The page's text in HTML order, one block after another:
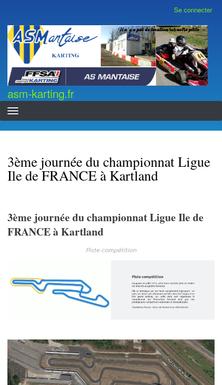
contenu
principal
compte
de
l'utilisateur
Se connecter
asm-karting.fr
asm-karting.fr
3ème journée du championnat Ligue
Ile de FRANCE à Kartland
3ème journée du championnat Ligue Ile de
FRANCE à Kartland